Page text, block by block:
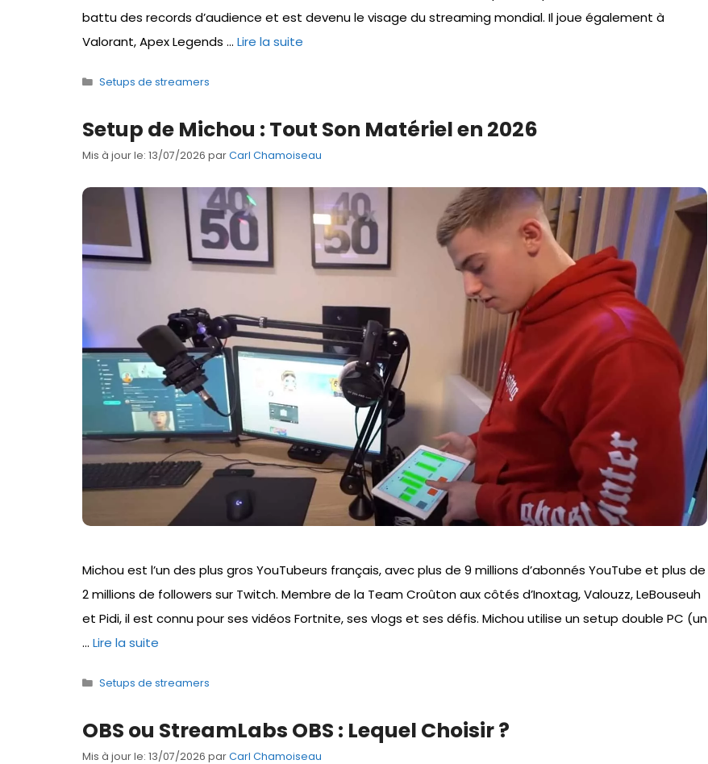
battu des records d’audience et est devenu le visage du streaming mondial. Il joue également à
Valorant, Apex Legends … Lire la suite
Catégories
Setups de streamers
Setup de Michou : Tout Son Matériel en 2026
Mis à jour le: 13/07/2026 parCarl Chamoiseau
Michou est l’un des plus gros YouTubeurs français, avec plus de 9 millions d’abonnés YouTube et plus de
2 millions de followers sur Twitch. Membre de la Team Croûton aux côtés d’Inoxtag, Valouzz, LeBouseuh
et Pidi, il est connu pour ses vidéos Fortnite, ses vlogs et ses défis. Michou utilise un setup double PC (un
… Lire la suite
Catégories
Setups de streamers
OBS ou StreamLabs OBS : Lequel Choisir ?
Mis à jour le: 13/07/2026 parCarl Chamoiseau